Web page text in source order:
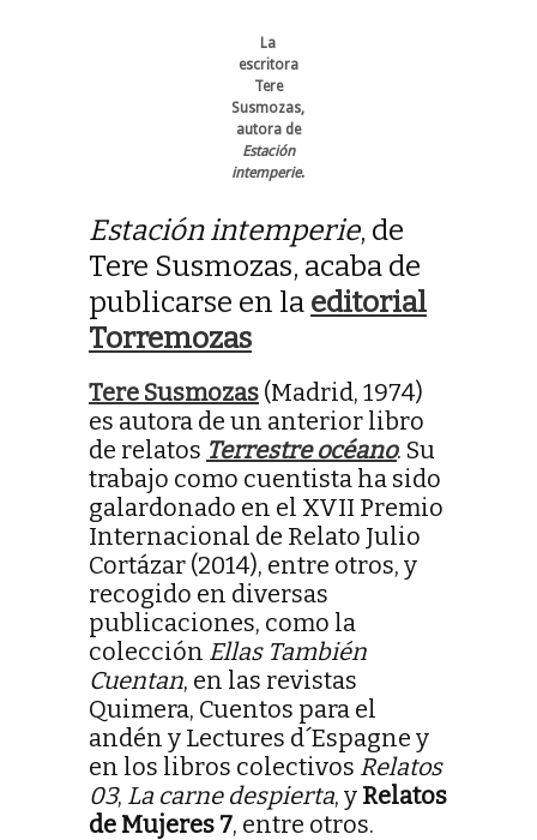
La
escritora
Tere
Susmozas,
autora de
Estación
intemperie.
Estación intemperie, de
Tere Susmozas, acaba de
publicarse en la editorial
Torremozas
Tere Susmozas (Madrid, 1974)
es autora de un anterior libro
de relatos Terrestre océano. Su
trabajo como cuentista ha sido
galardonado en el XVII Premio
Internacional de Relato Julio
Cortázar (2014), entre otros, y
recogido en diversas
publicaciones, como la
colección Ellas También
Cuentan, en las revistas
Quimera, Cuentos para el
andén y Lectures d´Espagne y
en los libros colectivos Relatos
03, La carne despierta, y Relatos
de Mujeres 7, entre otros.